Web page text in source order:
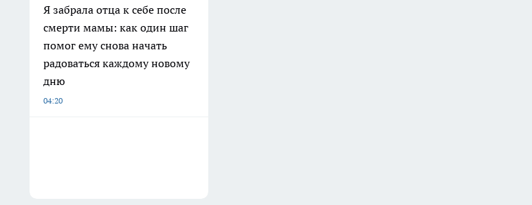
Я забрала отца к себе после
смерти мамы: как один шаг
помог ему снова начать
радоваться каждому новому
дню
04:20